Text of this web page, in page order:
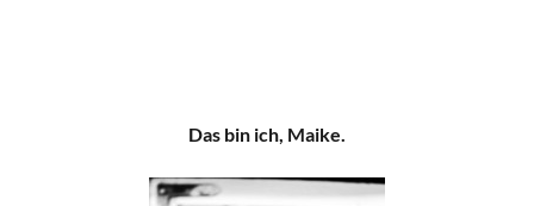
Das bin ich, Maike.